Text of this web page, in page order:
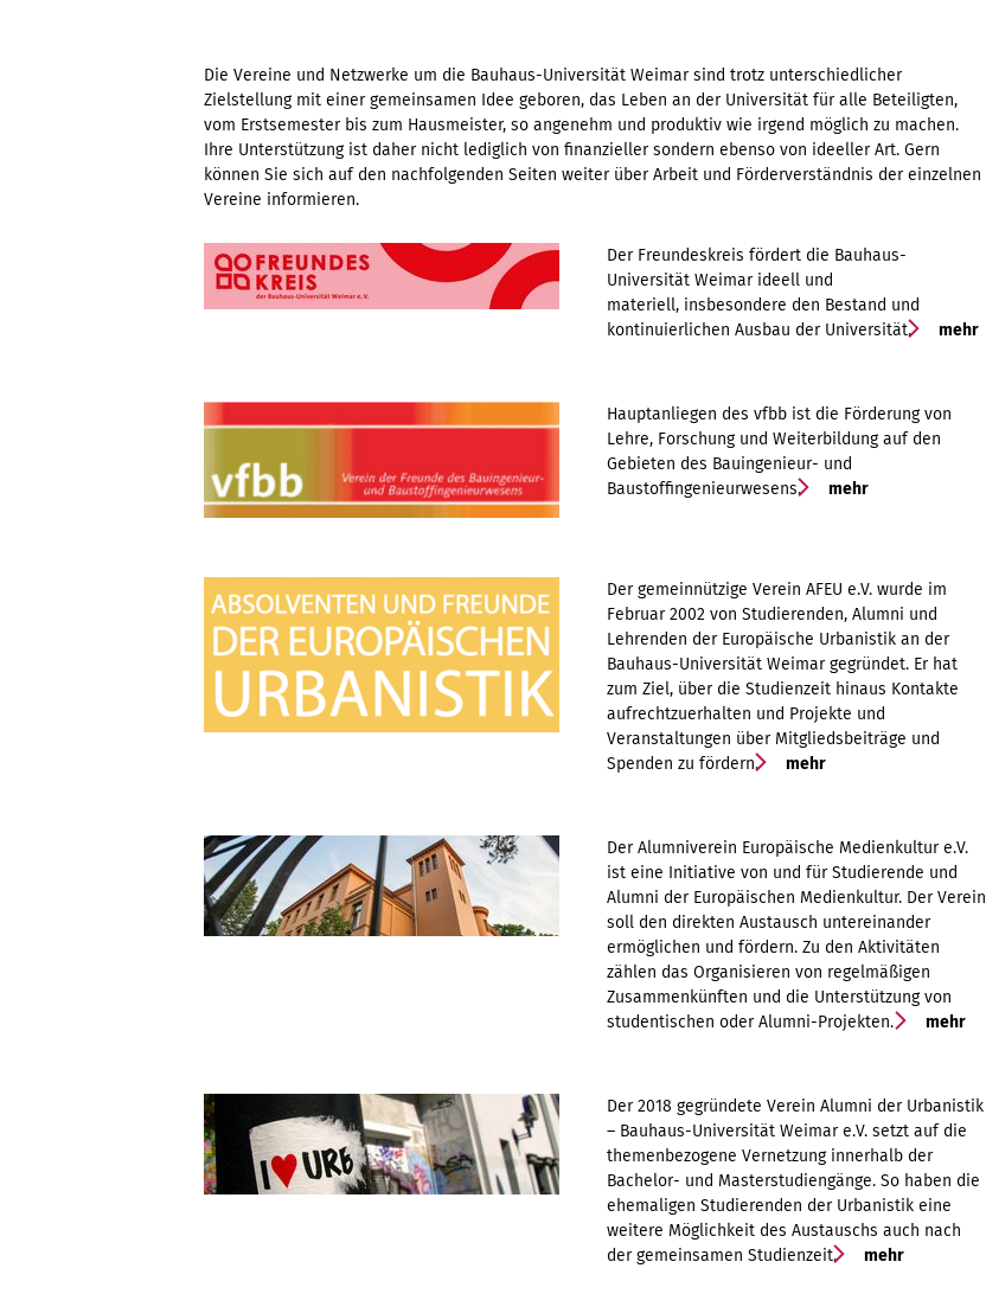
Die Vereine und Netzwerke um die Bauhaus-Universität Weimar sind trotz unterschiedlicher
Zielstellung mit einer gemeinsamen Idee geboren, das Leben an der Universität für alle Beteiligten,
vom Erstsemester bis zum Hausmeister, so angenehm und produktiv wie irgend möglich zu machen.
Ihre Unterstützung ist daher nicht lediglich von finanzieller sondern ebenso von ideeller Art. Gern
können Sie sich auf den nachfolgenden Seiten weiter über Arbeit und Förderverständnis der einzelnen
Vereine informieren.
Der Freundeskreis fördert die Bauhaus-
Universität Weimar ideell und
materiell, insbesondere den Bestand und
kontinuierlichen Ausbau der Universität.
mehr
Hauptanliegen des vfbb ist die Förderung von
Lehre, Forschung und Weiterbildung auf den
Gebieten des Bauingenieur- und
Baustoffingenieurwesens.
mehr
Der gemeinnützige Verein AFEU e.V. wurde im
Februar 2002 von Studierenden, Alumni und
Lehrenden der Europäische Urbanistik an der
Bauhaus-Universität Weimar gegründet. Er hat
zum Ziel, über die Studienzeit hinaus Kontakte
aufrechtzuerhalten und Projekte und
Veranstaltungen über Mitgliedsbeiträge und
Spenden zu fördern.
mehr
Der Alumniverein Europäische Medienkultur e.V.
ist eine Initiative von und für Studierende und
Alumni der Europäischen Medienkultur. Der Verein
soll den direkten Austausch untereinander
ermöglichen und fördern. Zu den Aktivitäten
zählen das Organisieren von regelmäßigen
Zusammenkünften und die Unterstützung von
studentischen oder Alumni-Projekten.
mehr
Der 2018 gegründete Verein Alumni der Urbanistik
– Bauhaus-Universität Weimar e.V. setzt auf die
themenbezogene Vernetzung innerhalb der
Bachelor- und Masterstudiengänge. So haben die
ehemaligen Studierenden der Urbanistik eine
weitere Möglichkeit des Austauschs auch nach
der gemeinsamen Studienzeit.
mehr